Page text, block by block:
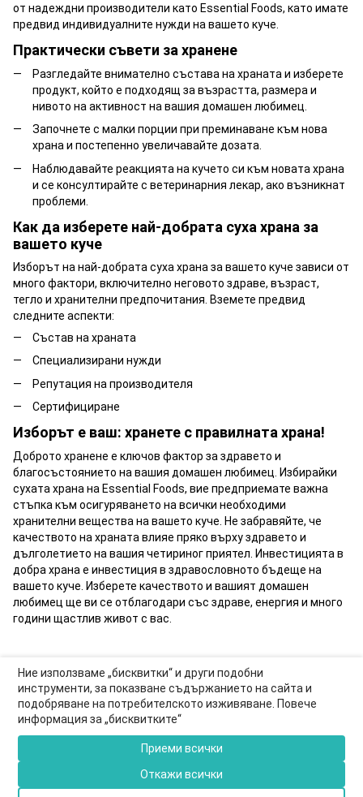
Ние използваме „бисквитки“ и други подобни
инструменти, за показване съдържанието на сайта и
подобряване на потребителското изживяване. Повече
информация за „бисквитките“
Приеми всички
Откажи всички
от надеждни производители като Essential Foods, като имате
предвид индивидуалните нужди на вашето куче.
Практически съвети за хранене
Разгледайте внимателно състава на храната и изберете
продукт, който е подходящ за възрастта, размера и
нивото на активност на вашия домашен любимец.
Започнете с малки порции при преминаване към нова
храна и постепенно увеличавайте дозата.
Наблюдавайте реакцията на кучето си към новата храна
и се консултирайте с ветеринарния лекар, ако възникнат
проблеми.
Как да изберете най-добрата суха храна за
вашето куче
Изборът на най-добрата суха храна за вашето куче зависи от
много фактори, включително неговото здраве, възраст,
тегло и хранителни предпочитания. Вземете предвид
следните аспекти:
Състав на храната
Специализирани нужди
Репутация на производителя
Сертифициране
Изборът е ваш: хранете с правилната храна!
Доброто хранене е ключов фактор за здравето и
благосъстоянието на вашия домашен любимец. Избирайки
сухата храна на Essential Foods, вие предприемате важна
стъпка към осигуряването на всички необходими
хранителни вещества на вашето куче. Не забравяйте, че
качеството на храната влияе пряко върху здравето и
дълголетието на вашия четириног приятел. Инвестицията в
добра храна е инвестиция в здравословното бъдеще на
вашето куче. Изберете качеството и вашият домашен
любимец ще ви се отблагодари със здраве, енергия и много
години щастлив живот с вас.
0877-550-990
Информация за връзка